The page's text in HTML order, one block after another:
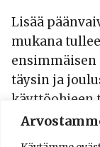
Lisää
mukana
täysin ja
käyttöohjeen
Uuden